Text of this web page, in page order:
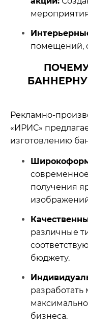
помещений,
Рекламно-
«ИРИС»
изготовлению
получения
различные
бюджету.
разработать
бизнеса.